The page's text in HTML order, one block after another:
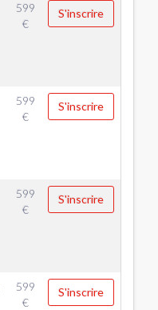
599
€
S'inscrire
599
€
S'inscrire
599
€
S'inscrire
599
€
S'inscrire